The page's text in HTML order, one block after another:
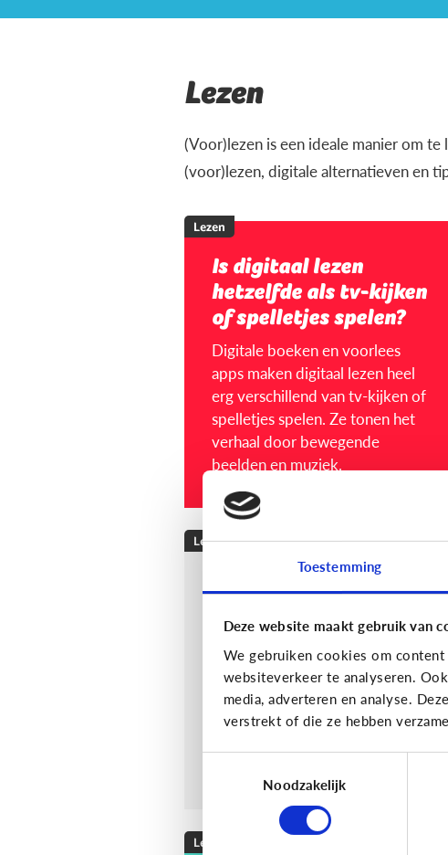
Toestemming
Deze website maakt gebruik van
We gebruiken cookies om
websiteverkeer te analyseren.
media, adverteren en analyse.
verstrekt of die ze hebben
Noodzakelijk
Lezen
(Voor)lezen is een ideale manier om
(voor)lezen, digitale alternatieven en
Lezen
Is digitaal lezen
hetzelfde als tv-kijken
of spelletjes spelen?
Digitale boeken en voorlees
apps maken digitaal lezen heel
erg verschillend van tv-kijken of
spelletjes spelen. Ze tonen het
verhaal door bewegende
beelden en muziek.
Lezen
Helpt voorlezen bij
Voorlezen aan jonge kinderen
zorgt ervoor dat ze makkelijker
leren lezen. Maar wat maakt het
voor hen makkelijker?
Lezen